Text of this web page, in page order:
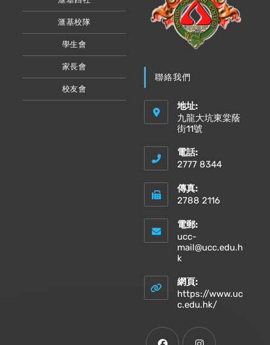
滙基校隊
學生會
家長會
校友會
聯絡我們
地址:
九龍大坑東棠蔭
街11號
電話:
2777 8344
傳真:
2788 2116
電郵:
ucc-
mail@ucc.edu.h
k
your
application
網頁:
https://www.uc
c.edu.hk/Opens